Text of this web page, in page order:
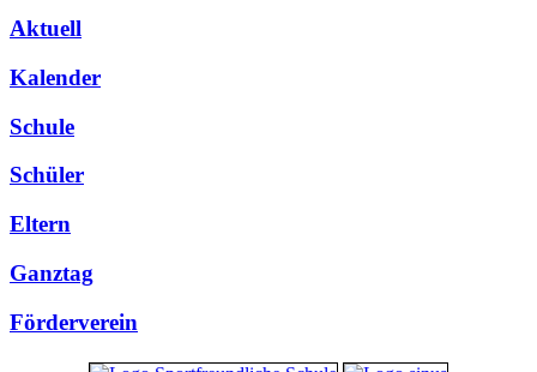
Aktuell
Kalender
Schule
Schüler
Eltern
Ganztag
Förderverein